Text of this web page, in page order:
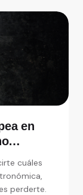
en
cuáles
perderte.